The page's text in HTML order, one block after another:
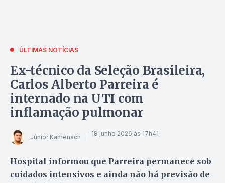
ÚLTIMAS NOTÍCIAS
Ex-técnico da Seleção Brasileira,
Carlos Alberto Parreira é
internado na UTI com
inflamação pulmonar
Júnior Kamenach 18 junho 2026 às 17h41
Hospital informou que Parreira permanece sob
cuidados intensivos e ainda não há previsão de